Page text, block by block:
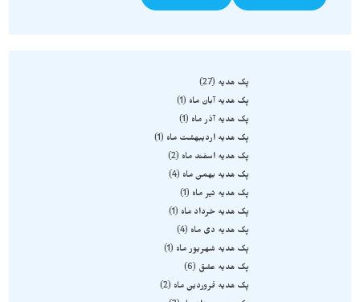
پک هدیه
27
پک هدیه آبان ماه
1
پک هدیه آذر ماه
1
پک هدیه اردیبهشت ماه
1
پک هدیه اسفند ماه
2
پک هدیه بهمن ماه
4
پک هدیه تیر ماه
1
پک هدیه خرداد ماه
1
پک هدیه دی ماه
4
پک هدیه شهریور ماه
1
پک هدیه عشق
6
پک هدیه فروردین ماه
2